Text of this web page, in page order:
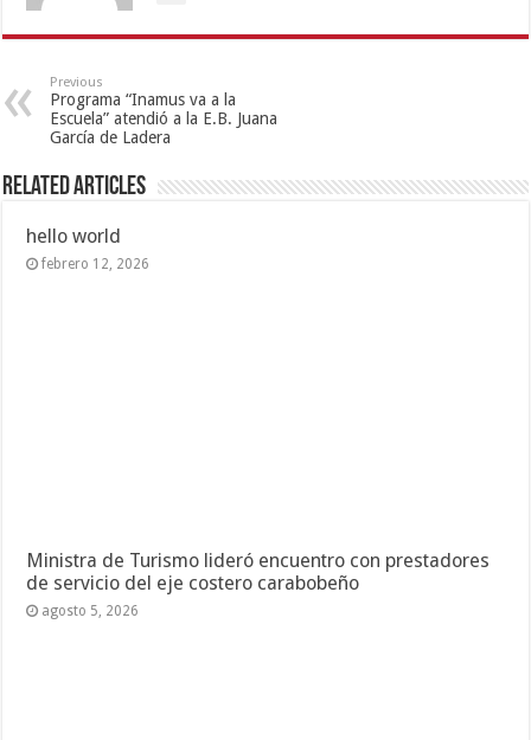
Previous
Programa “Inamus va a la
Escuela” atendió a la E.B. Juana
García de Ladera
Related Articles
hello world
febrero 12, 2026
Ministra de Turismo lideró encuentro con prestadores
de servicio del eje costero carabobeño
agosto 5, 2026